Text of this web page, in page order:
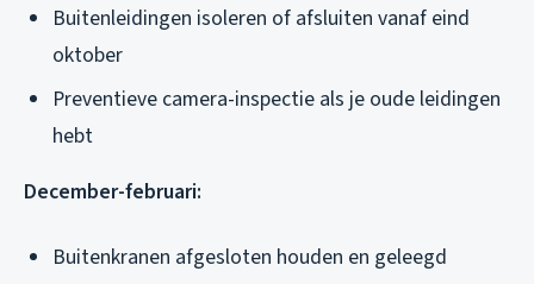
Buitenleidingen isoleren of afsluiten vanaf eind
oktober
Preventieve camera-inspectie als je oude leidingen
hebt
December-februari:
Buitenkranen afgesloten houden en geleegd